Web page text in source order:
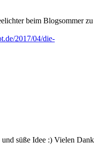
beim Blogsommer zu
2017/04/die-
süße Idee :) Vielen Dank